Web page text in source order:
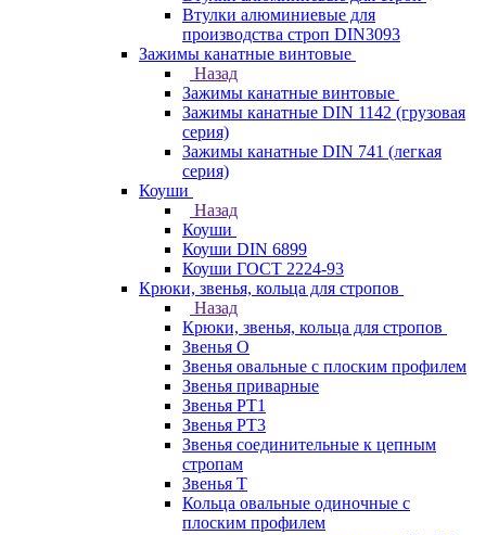
Втулки алюминиевые для
производства строп DIN3093
Зажимы канатные винтовые
Назад
Зажимы канатные винтовые
Зажимы канатные DIN 1142 (грузовая
серия)
Зажимы канатные DIN 741 (легкая
серия)
Коуши
Назад
Коуши
Коуши DIN 6899
Коуши ГОСТ 2224-93
Крюки, звенья, кольца для стропов
Назад
Крюки, звенья, кольца для стропов
Звенья О
Звенья овальные с плоским профилем
Звенья приварные
Звенья РТ1
Звенья РТ3
Звенья соединительные к цепным
стропам
Звенья Т
Кольца овальные одиночные c
плоским профилем